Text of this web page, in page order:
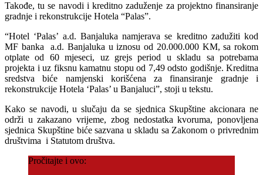
Takođe, tu se navodi i kreditno zaduženje za projektno finansiranje
gradnje i rekonstrukcije Hotela “Palas”.
“Hotel ‘Palas’ a.d. Banjaluka namjerava se kreditno zadužiti kod
MF banka a.d. Banjaluka u iznosu od 20.000.000 KM, sa rokom
otplate od 60 mjeseci, uz grejs period u skladu sa potrebama
projekta i uz fiksnu kamatnu stopu od 7,49 odsto godišnje. Kreditna
sredstva biće namjenski korišćena za finansiranje gradnje i
rekonstrukcije Hotela ‘Palas’ u Banjaluci”, stoji u tekstu.
Kako se navodi, u slučaju da se sjednica Skupštine akcionara ne
održi u zakazano vrijeme, zbog nedostatka kvoruma, ponovljena
sjednica Skupštine biće sazvana u skladu sa Zakonom o privrednim
društvima i Statutom društva.
Pročitajte i ovo: